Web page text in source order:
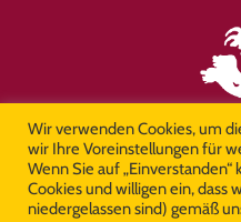
Wir verwenden Cookies, um
wir Ihre Voreinstellungen für
Wenn Sie auf
Cookies und willigen ein,
niedergelassen sind) gemäß